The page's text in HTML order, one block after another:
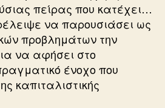
πείρας που κατέχει…
να παρουσιάσει ως
προβλημάτων την
να αφήσει στο
ένοχο που
καπιταλιστικής